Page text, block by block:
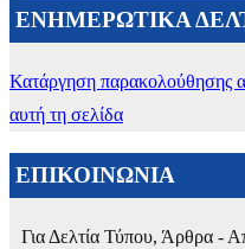
ΕΝΗΜΕΡΩΤΙΚΑ
Κατάργηση παρακολούθησης
αυτή τη σελίδα
ΕΠΙΚΟΙΝΩΝΙΑ
Για Δελτία Τύπου, Άρθρα -